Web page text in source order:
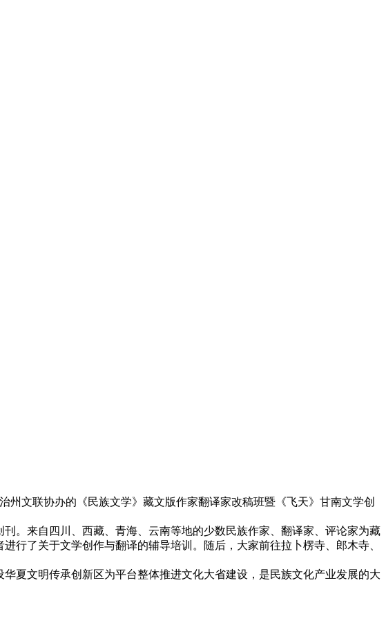
文联协办的《民族文学》藏文版作家翻译家改稿班暨《飞天》甘南文学创
。来自四川、西藏、青海、云南等地的少数民族作家、翻译家、评论家为藏
行了关于文学创作与翻译的辅导培训。随后，大家前往拉卜楞寺、郎木寺、
夏文明传承创新区为平台整体推进文化大省建设，是民族文化产业发展的大